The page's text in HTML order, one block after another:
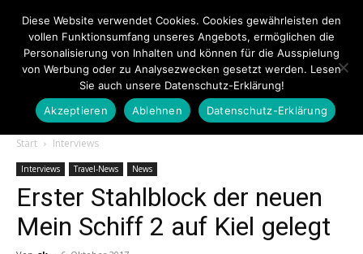
Touristiknews.de
|
Start Interviews
Interviews Travel-News News
Erster Stahlblock der neuen
Mein Schiff 2 auf Kiel gelegt
Diese Website verwendet Cookies. Cookies gewährleisten den
vollen Funktionsumfang unseres Angebots, ermöglichen die
Personalisierung von Inhalten und können für die Ausspielung
von Werbung oder zu Analysezwecken gesetzt werden. Lesen
Sie auch unsere Datenschutz-Erklärung!
Akzeptieren
Ablehnen Datenschutz-Erklärung